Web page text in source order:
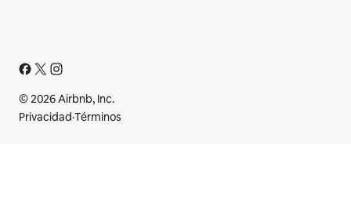
© 2026 Airbnb, Inc.
Privacidad·Términos